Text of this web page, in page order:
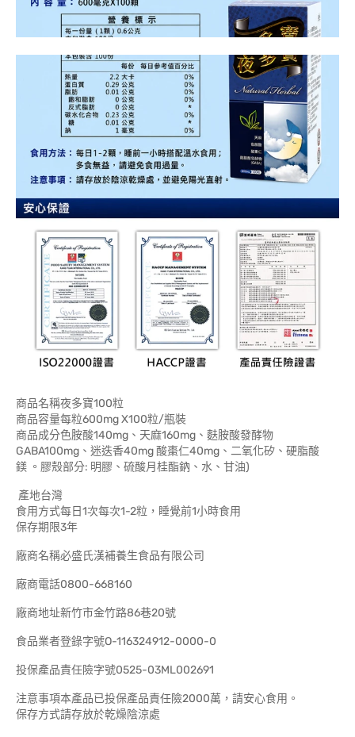
商品名稱夜多寶100粒
商品容量每粒600mg X100粒/瓶裝
商品成分色胺酸140mg、天麻160mg、麩胺酸發酵物
GABA100mg、迷迭香40mg 酸棗仁40mg、二氧化矽、硬脂酸
鎂 。膠殼部分: 明膠、硫酸月桂酯鈉、水、甘油)
產地台灣
食用方式每日1次每次1-2粒，睡覺前1小時食用
保存期限3年
廠商名稱必盛氏漢補養生食品有限公司
廠商電話0800-668160
廠商地址新竹市金竹路86巷20號
食品業者登錄字號O-116324912-0000-0
投保產品責任險字號0525-03ML002691
注意事項本產品已投保產品責任險2000萬，請安心食用。
保存方式請存放於乾燥陰涼處